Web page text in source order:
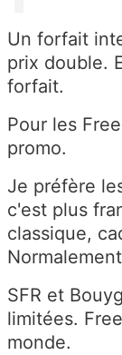
Un forfait
prix double.
forfait.
Pour les
promo.
Je préfère
c'est plus
classique,
SFR et
limitées.
monde.